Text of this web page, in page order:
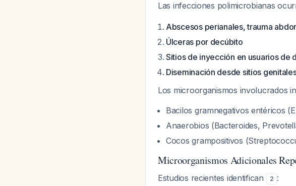
Las infecciones polimicrobianas
Abscesos perianales, trauma
Úlceras por decúbito
Sitios de inyección en usuarios de
Diseminación desde sitios
Los microorganismos involucrados
Bacilos gramnegativos entéricos (
Anaerobios (Bacteroides,
Cocos grampositivos (
Microorganismos Adicionales
Estudios recientes identifican 2 :